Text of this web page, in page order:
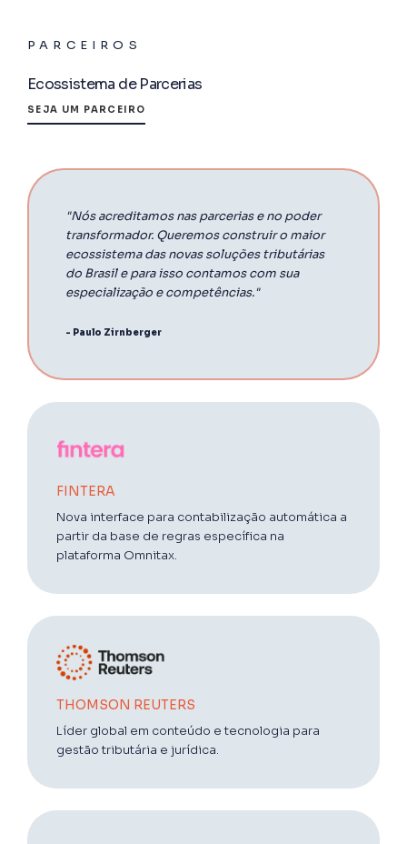
PARCEIROS
Ecossistema de Parcerias
SEJA UM PARCEIRO
"Nós acreditamos nas parcerias e no poder
transformador. Queremos construir o maior
ecossistema das novas soluções tributárias
do Brasil e para isso contamos com sua
especialização e competências."
- Paulo Zirnberger
FINTERA
Nova interface para contabilização automática a
partir da base de regras específica na
plataforma Omnitax.
THOMSON REUTERS
Líder global em conteúdo e tecnologia para
gestão tributária e jurídica.